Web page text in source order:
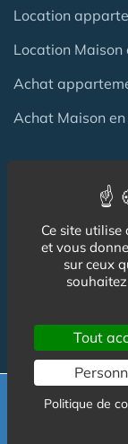
Location
Location Maison
Achat
Achat Maison
Achat / Vente
Achat / Vente
Produits /
Réglementation
Actu Marché
Besoin
Ce site utilise
et vous
sur ceux
Tout
Politique de